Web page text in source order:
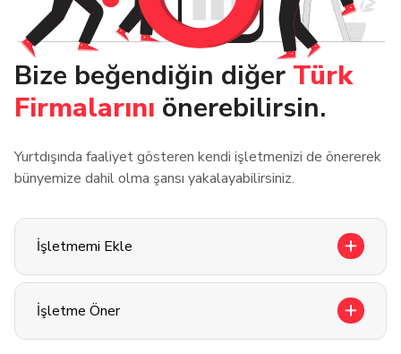
Bize beğendiğin diğer Türk
Firmalarını önerebilirsin.
Yurtdışında faaliyet gösteren kendi işletmenizi de önererek
bünyemize dahil olma şansı yakalayabilirsiniz.
İşletmemi Ekle
İşletme Öner